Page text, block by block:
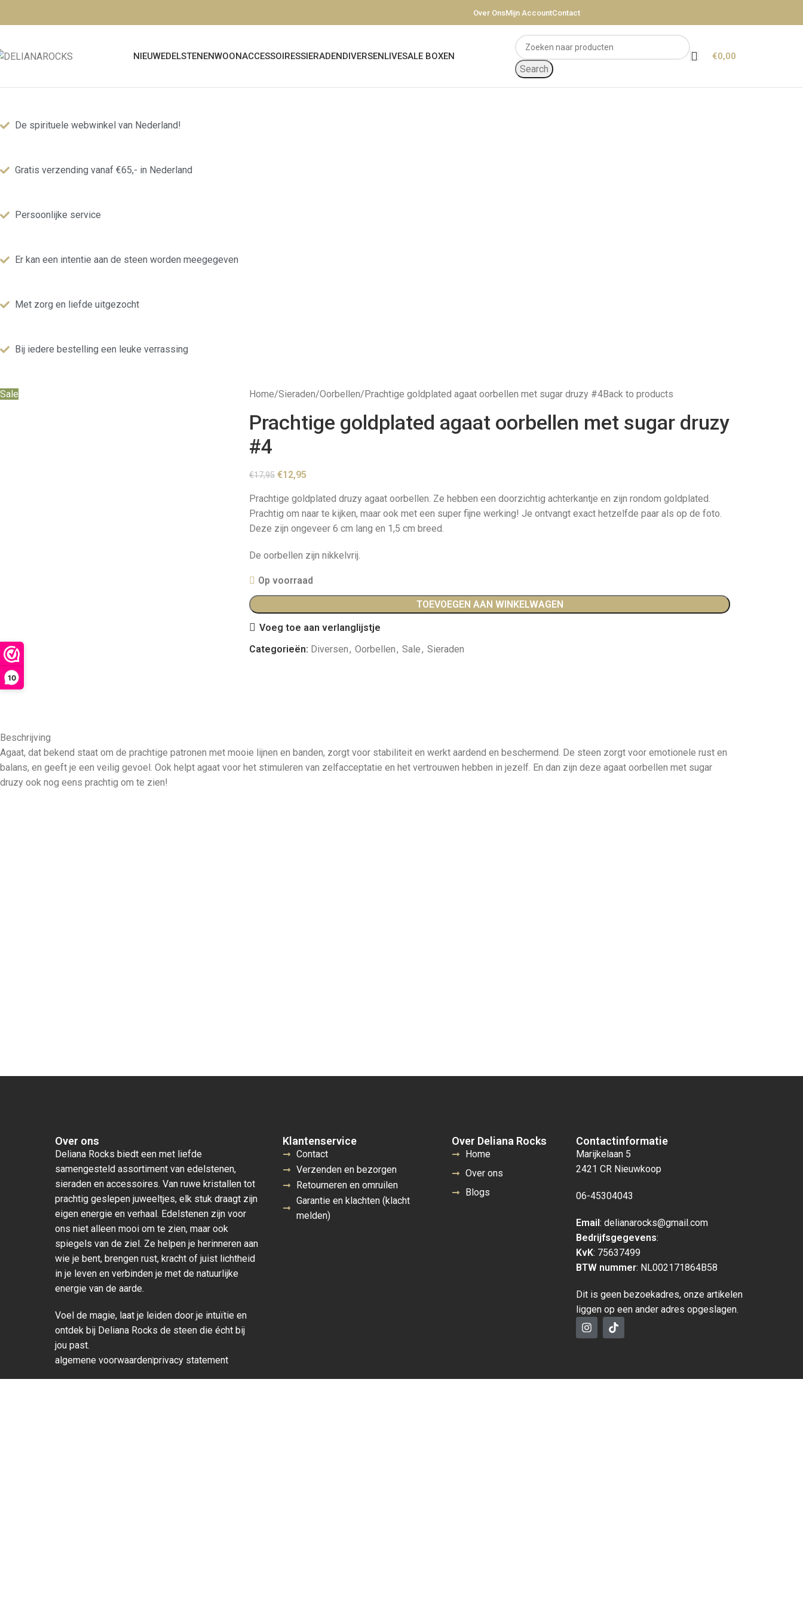
10
Over OnsMijn AccountContact
NIEUWEDELSTENENWOONACCESSOIRESSIERADENDIVERSENLIVESALE BOXEN
Search
€0,00
De spirituele webwinkel van Nederland!
Gratis verzending vanaf €65,- in Nederland
Persoonlijke service
Er kan een intentie aan de steen worden meegegeven
Met zorg en liefde uitgezocht
Bij iedere bestelling een leuke verrassing
Sale Home Sieraden Oorbellen Prachtige goldplated agaat oorbellen met sugar druzy #4Back to products
Prachtige goldplated agaat oorbellen met sugar druzy
#4
€17,95 €12,95
Prachtige goldplated druzy agaat oorbellen. Ze hebben een doorzichtig achterkantje en zijn rondom goldplated.
Prachtig om naar te kijken, maar ook met een super fijne werking! Je ontvangt exact hetzelfde paar als op de foto.
Deze zijn ongeveer 6 cm lang en 1,5 cm breed.
De oorbellen zijn nikkelvrij.
Op voorraad
TOEVOEGEN AAN WINKELWAGEN
Voeg toe aan verlanglijstje
Categorieën: Diversen, Oorbellen, Sale, Sieraden
Beschrijving
Agaat, dat bekend staat om de prachtige patronen met mooie lijnen en banden, zorgt voor stabiliteit en werkt aardend en beschermend. De steen zorgt voor emotionele rust en
balans, en geeft je een veilig gevoel. Ook helpt agaat voor het stimuleren van zelfacceptatie en het vertrouwen hebben in jezelf. En dan zijn deze agaat oorbellen met sugar
druzy ook nog eens prachtig om te zien!
Over ons
Deliana Rocks biedt een met liefde
samengesteld assortiment van edelstenen,
sieraden en accessoires. Van ruwe kristallen tot
prachtig geslepen juweeltjes, elk stuk draagt zijn
eigen energie en verhaal. Edelstenen zijn voor
ons niet alleen mooi om te zien, maar ook
spiegels van de ziel. Ze helpen je herinneren aan
wie je bent, brengen rust, kracht of juist lichtheid
in je leven en verbinden je met de natuurlijke
energie van de aarde.
Voel de magie, laat je leiden door je intuïtie en
ontdek bij Deliana Rocks de steen die écht bij
jou past.
algemene voorwaardenprivacy statement
Klantenservice
Contact
Verzenden en bezorgen
Retourneren en omruilen
Garantie en klachten (klacht
melden)
Over Deliana Rocks
Home
Over ons
Blogs
Contactinformatie
Marijkelaan 5
2421 CR Nieuwkoop
06-45304043
Email: delianarocks@gmail.com
Bedrijfsgegevens:
KvK: 75637499
BTW nummer: NL002171864B58
Dit is geen bezoekadres, onze artikelen
liggen op een ander adres opgeslagen.